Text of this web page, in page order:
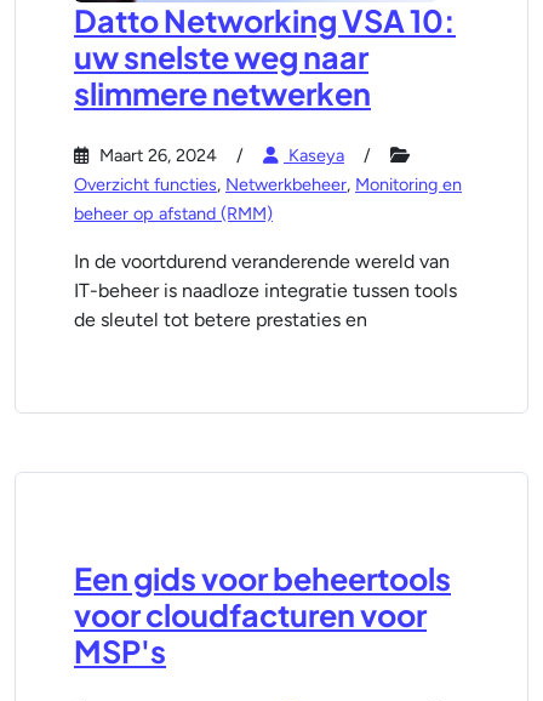
Datto Networking VSA 10:
uw snelste weg naar
slimmere netwerken
Maart 26, 2024
Kaseya
Overzicht functies, Netwerkbeheer, Monitoring en
beheer op afstand (RMM)
In de voortdurend veranderende wereld van
IT-beheer is naadloze integratie tussen tools
de sleutel tot betere prestaties en
Een gids voor beheertools
voor cloudfacturen voor
MSP's